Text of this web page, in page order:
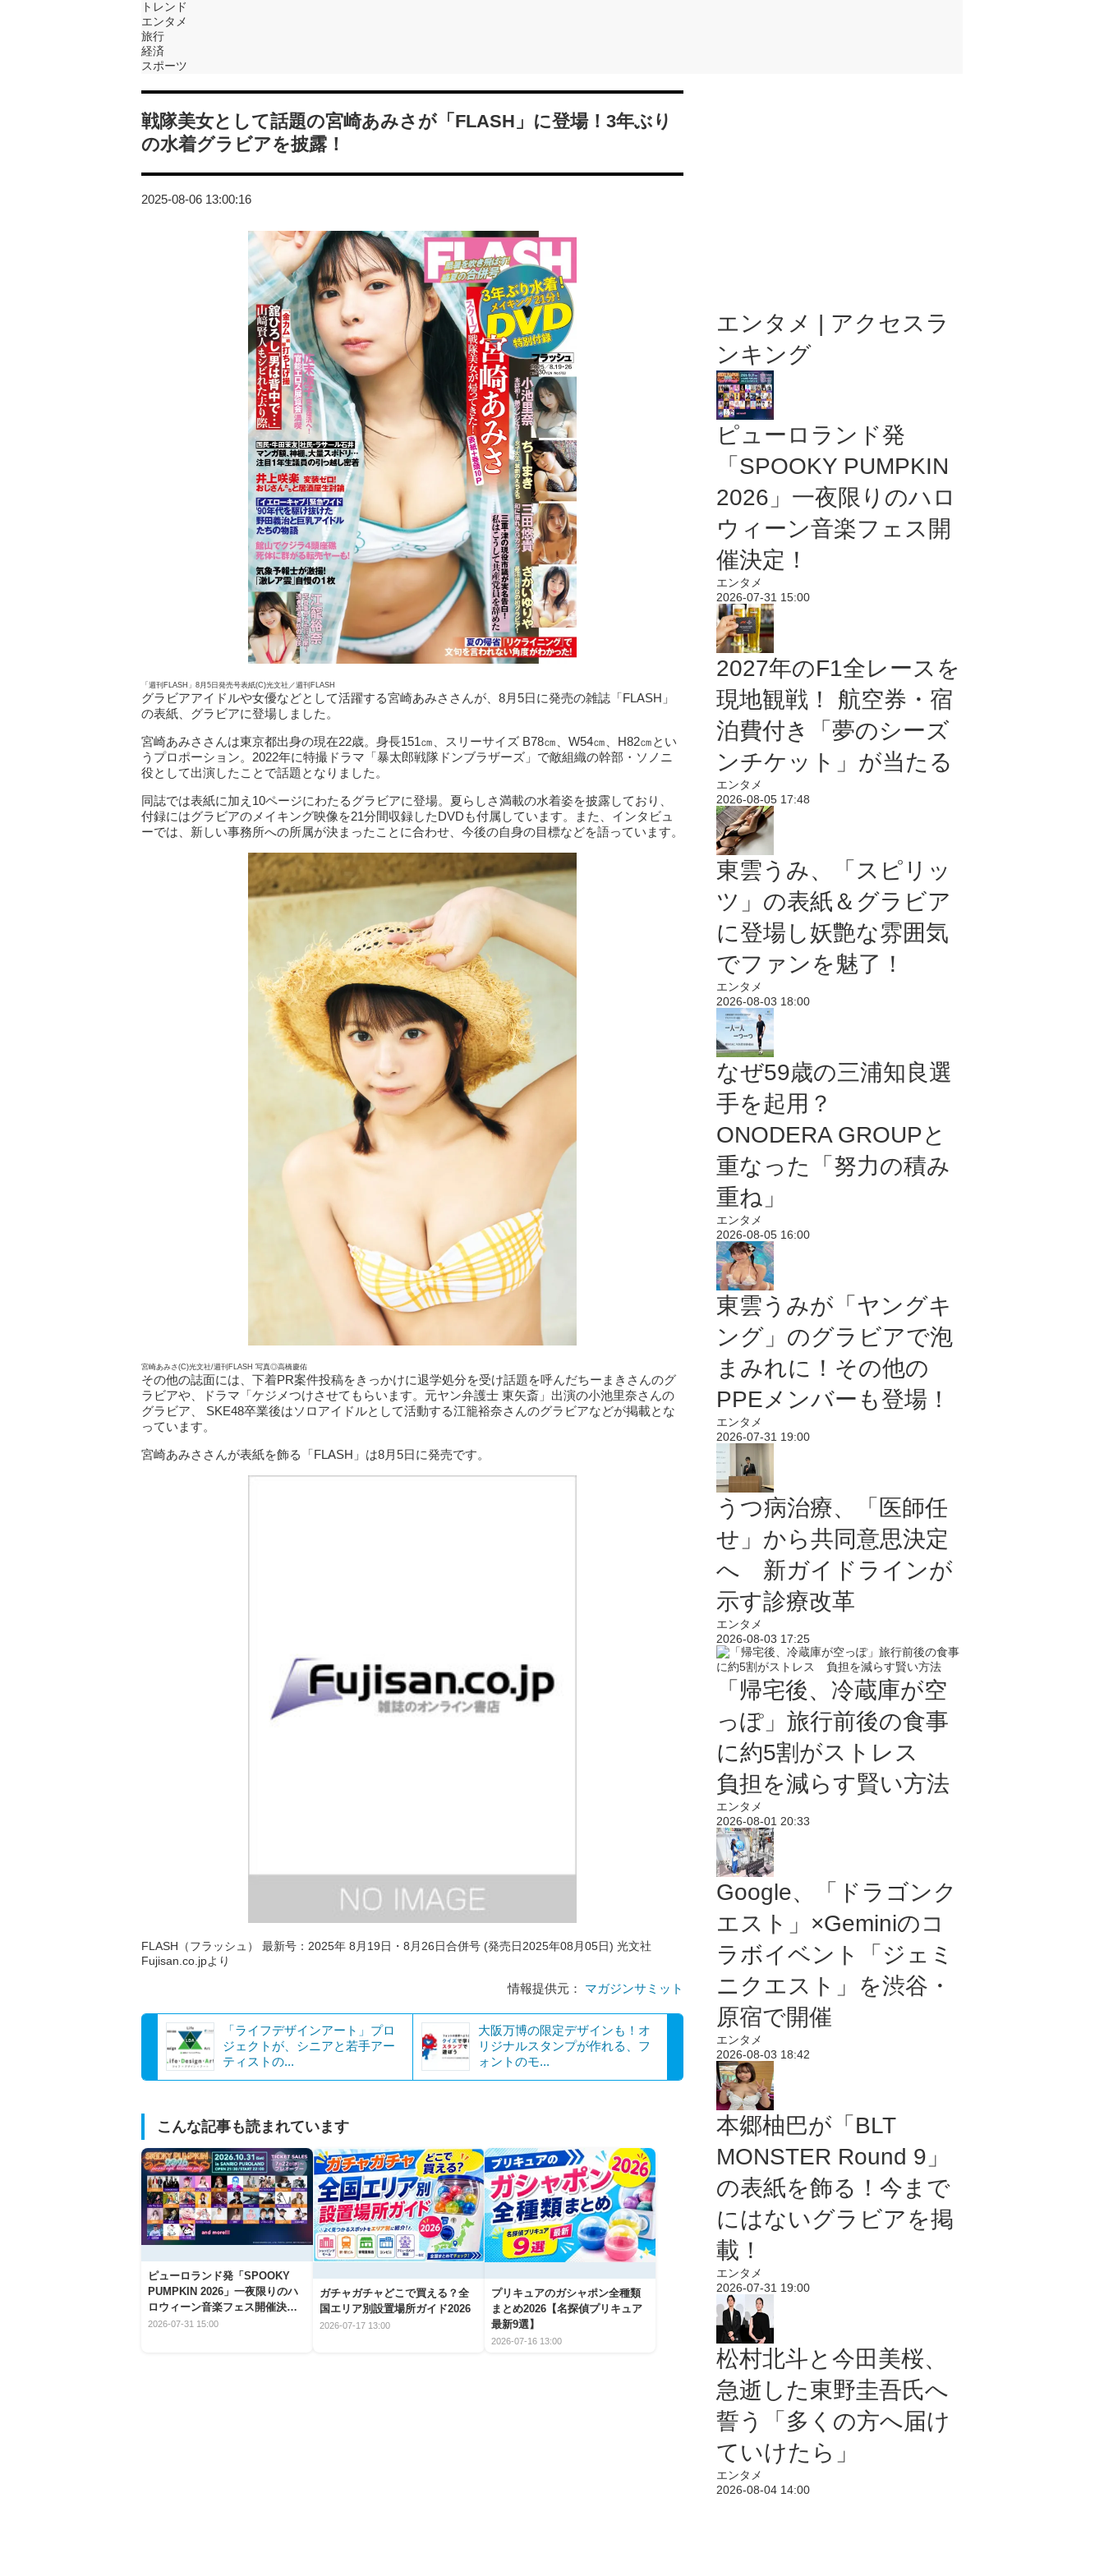
トレンド
エンタメ
旅行
経済
スポーツ
戦隊美女として話題の宮崎あみさが「FLASH」に登場！3年ぶり
の水着グラビアを披露！
2025-08-06 13:00:16
「週刊FLASH」8月5日発売号表紙(C)光文社／週刊FLASH
グラビアアイドルや女優などとして活躍する宮崎あみささんが、8月5日に発売の雑誌「FLASH」
の表紙、グラビアに登場しました。
宮崎あみささんは東京都出身の現在22歳。身長151㎝、スリーサイズ B78㎝、W54㎝、H82㎝とい
うプロポーション。2022年に特撮ドラマ「暴太郎戦隊ドンブラザーズ」で敵組織の幹部・ソノニ
役として出演したことで話題となりました。
同誌では表紙に加え10ページにわたるグラビアに登場。夏らしさ満載の水着姿を披露しており、
付録にはグラビアのメイキング映像を21分間収録したDVDも付属しています。また、インタビュ
ーでは、新しい事務所への所属が決まったことに合わせ、今後の自身の目標などを語っています。
宮崎あみさ(C)光文社/週刊FLASH 写真◎高橋慶佑
その他の誌面には、下着PR案件投稿をきっかけに退学処分を受け話題を呼んだちーまきさんのグ
ラビアや、ドラマ「ケジメつけさせてもらいます。元ヤン弁護士 東矢斎」出演の小池里奈さんの
グラビア、 SKE48卒業後はソロアイドルとして活動する江籠裕奈さんのグラビアなどが掲載とな
っています。
宮崎あみささんが表紙を飾る「FLASH」は8月5日に発売です。
FLASH（フラッシュ） 最新号：2025年 8月19日・8月26日合併号 (発売日2025年08月05日) 光文社
Fujisan.co.jpより
情報提供元： マガジンサミット
「ライフデザインアート」プロ
ジェクトが、シニアと若手アー
ティストの...
大阪万博の限定デザインも！オ
リジナルスタンプが作れる、フ
ォントのモ...
こんな記事も読まれています
ピューロランド発「SPOOKY
PUMPKIN 2026」一夜限りのハ
ロウィーン音楽フェス開催決
定！
2026-07-31 15:00
ガチャガチャどこで買える？全
国エリア別設置場所ガイド2026
2026-07-17 13:00
プリキュアのガシャポン全種類
まとめ2026【名探偵プリキュア
最新9選】
2026-07-16 13:00
エンタメ | アクセスラ
ンキング
ピューロランド発
「SPOOKY PUMPKIN
2026」一夜限りのハロ
ウィーン音楽フェス開
催決定！
エンタメ
2026-07-31 15:00
2027年のF1全レースを
現地観戦！ 航空券・宿
泊費付き「夢のシーズ
ンチケット」が当たる
エンタメ
2026-08-05 17:48
東雲うみ、「スピリッ
ツ」の表紙＆グラビア
に登場し妖艶な雰囲気
でファンを魅了！
エンタメ
2026-08-03 18:00
なぜ59歳の三浦知良選
手を起用？
ONODERA GROUPと
重なった「努力の積み
重ね」
エンタメ
2026-08-05 16:00
東雲うみが「ヤングキ
ング」のグラビアで泡
まみれに！その他の
PPEメンバーも登場！
エンタメ
2026-07-31 19:00
うつ病治療、「医師任
せ」から共同意思決定
へ 新ガイドラインが
示す診療改革
エンタメ
2026-08-03 17:25
「帰宅後、冷蔵庫が空
っぽ」旅行前後の食事
に約5割がストレス
負担を減らす賢い方法
エンタメ
2026-08-01 20:33
Google、「ドラゴンク
エスト」×Geminiのコ
ラボイベント「ジェミ
ニクエスト」を渋谷・
原宿で開催
エンタメ
2026-08-03 18:42
本郷柚巴が「BLT
MONSTER Round 9」
の表紙を飾る！今まで
にはないグラビアを掲
載！
エンタメ
2026-07-31 19:00
松村北斗と今田美桜、
急逝した東野圭吾氏へ
誓う「多くの方へ届け
ていけたら」
エンタメ
2026-08-04 14:00